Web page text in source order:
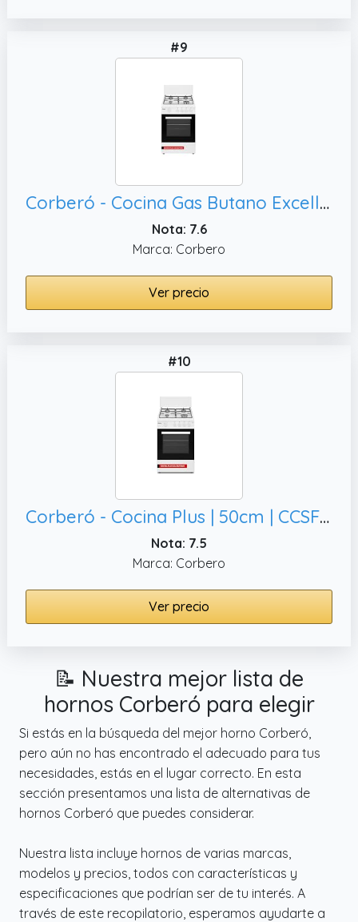
#9
Corberó - Cocina Gas Butano Excellence | 60 cm | CCSF60420BW | 4 Fuegos | Horno 55L con puerta doble cristal | Cajón Calientaplatos | Tapa Fogones Cristal | Kit Conversión Gas Natural | Blanco
Nota: 7.6
Marca: Corbero
Ver precio
#10
Corberó - Cocina Plus | 50cm | CCSF45020BW | 4 Fuegos Gas Butano | Horno 43L | Tapa Metal | Puerta Doble Cristal | Bandeja y Parrilla Cromada | Desconexión Automática Seguridad | Blanco
Nota: 7.5
Marca: Corbero
Ver precio
📝 Nuestra mejor lista de
hornos Corberó para elegir
Si estás en la búsqueda del mejor horno Corberó,
pero aún no has encontrado el adecuado para tus
necesidades, estás en el lugar correcto. En esta
sección presentamos una lista de alternativas de
hornos Corberó que puedes considerar.
Nuestra lista incluye hornos de varias marcas,
modelos y precios, todos con características y
especificaciones que podrían ser de tu interés. A
través de este recopilatorio, esperamos ayudarte a